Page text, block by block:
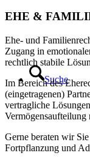
Suche
EHE &
Ehe- und
Zugang in
rechtlich stabile
Im Bereich des
(eingetragenen)
vertragliche
Vermögensaufteilung
Gerne beraten wir
Fortpflanzung und